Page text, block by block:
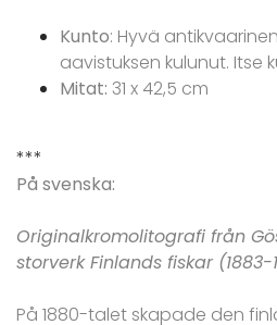
Kunto: Hyvä
aavistuksen kulunut. Itse
Mitat: 31 x 42,5 cm
***
På svenska:
Originalkromolitografi från
storverk Finlands fiskar (1883-
På 1880-talet skapade den